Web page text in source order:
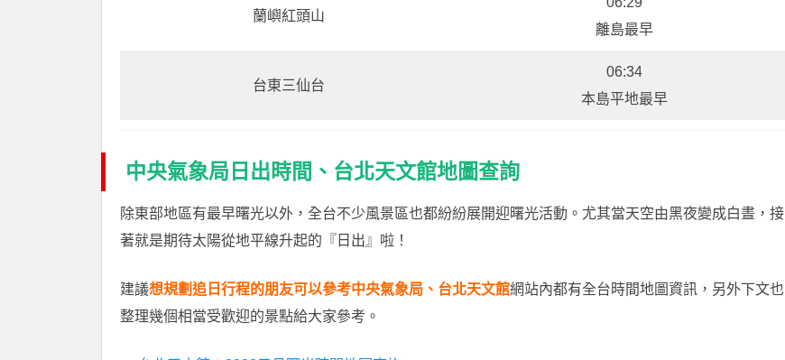
蘭嶼紅頭山
離島最早
台東三仙台
06:34
本島平地最早
中央氣象局日出時間、台北天文館地圖查詢
除東部地區有最早曙光以外，全台不少風景區也都紛紛展開迎曙光活動。尤其當天空由黑夜變成白晝，接
著就是期待太陽從地平線升起的『日出』啦！
建議想規劃追日行程的朋友可以參考中央氣象局、台北天文館網站內都有全台時間地圖資訊，另外下文也
整理幾個相當受歡迎的景點給大家參考。